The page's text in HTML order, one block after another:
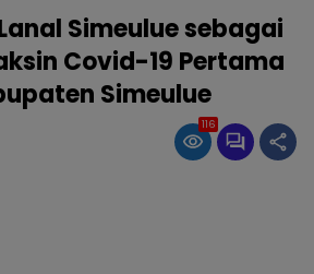
Simeulue sebagai
Covid-19 Pertama
Simeulue
116